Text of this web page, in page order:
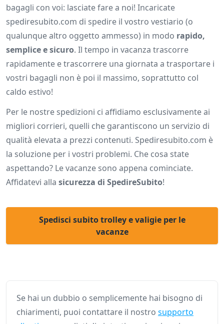
bagagli con voi: lasciate fare a noi! Incaricate
spediresubito.com di spedire il vostro vestiario (o
qualunque altro oggetto ammesso) in modo rapido,
semplice e sicuro. Il tempo in vacanza trascorre
rapidamente e trascorrere una giornata a trasportare i
vostri bagagli non è poi il massimo, soprattutto col
caldo estivo!
Per le nostre spedizioni ci affidiamo esclusivamente ai
migliori corrieri, quelli che garantiscono un servizio di
qualità elevata a prezzi contenuti. Spediresubito.com è
la soluzione per i vostri problemi. Che cosa state
aspettando? Le vacanze sono appena cominciate.
Affidatevi alla sicurezza di SpedireSubito!
Spedisci subito trolley e valigie per le
vacanze
Se hai un dubbio o semplicemente hai bisogno di
chiarimenti, puoi contattare il nostro supporto